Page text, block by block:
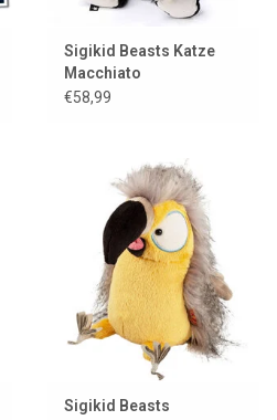
Sigikid Beasts Katze
Macchiato
€58,99
Sigikid Beasts